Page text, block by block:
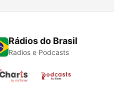
Rádios do Brasil
Radios e Podcasts